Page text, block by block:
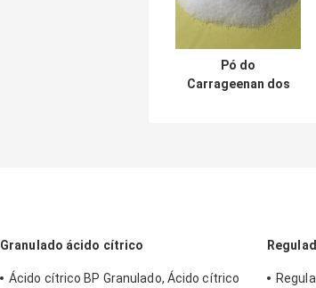
Pó do
Carrageenan dos
Granulado ácido cítrico
Ácido cítrico BP Granulado, Ácido cítrico